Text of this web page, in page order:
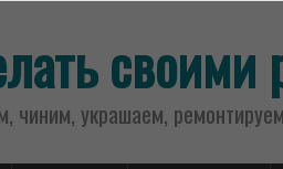
своими
чиним, украшаем,